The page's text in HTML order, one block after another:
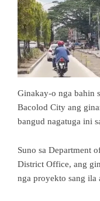
Ginakay-o nga bahin
Bacolod City ang
bangud nagatuga ini
Suno sa Department
District Office, ang
nga proyekto sang ila